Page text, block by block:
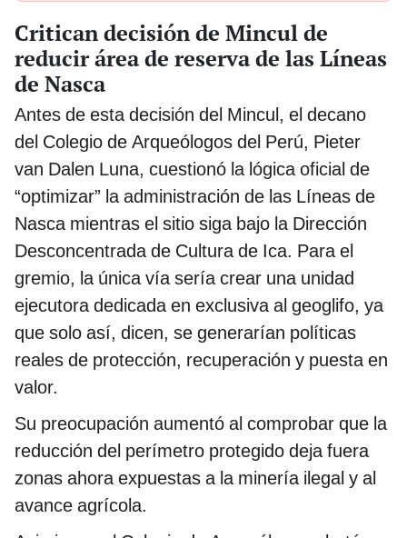
Critican decisión de Mincul de
reducir área de reserva de las Líneas
de Nasca
Antes de esta decisión del Mincul, el decano
del Colegio de Arqueólogos del Perú, Pieter
van Dalen Luna, cuestionó la lógica oficial de
“optimizar” la administración de las Líneas de
Nasca mientras el sitio siga bajo la Dirección
Desconcentrada de Cultura de Ica. Para el
gremio, la única vía sería crear una unidad
ejecutora dedicada en exclusiva al geoglifo, ya
que solo así, dicen, se generarían políticas
reales de protección, recuperación y puesta en
valor.
Su preocupación aumentó al comprobar que la
reducción del perímetro protegido deja fuera
zonas ahora expuestas a la minería ilegal y al
avance agrícola.